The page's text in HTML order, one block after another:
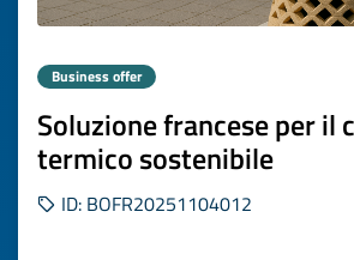
Business offer
Soluzione francese per il
termico sostenibile
ID: BOFR20251104012